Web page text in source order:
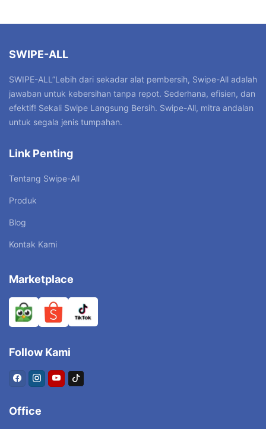
SWIPE-ALL
SWIPE-ALL”Lebih dari sekadar alat pembersih, Swipe-All adalah
jawaban untuk kebersihan tanpa repot. Sederhana, efisien, dan
efektif! Sekali Swipe Langsung Bersih. Swipe-All, mitra andalan
untuk segala jenis tumpahan.
Link Penting
Tentang Swipe-All
Produk
Blog
Kontak Kami
Marketplace
Follow Kami
Office